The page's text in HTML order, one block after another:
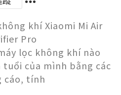
khí Xiaomi Mi Air
Pro
lọc không khí nào
của mình bằng các
cáo, tính